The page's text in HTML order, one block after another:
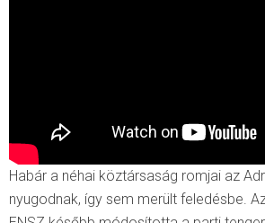
Habár a néhai köztársaság romjai az
nyugodnak, így sem merült feledésbe.